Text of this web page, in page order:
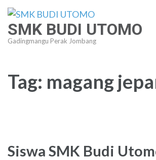
Lompat
konten
(Tekan
SMK BUDI UTOMO
Gadingmangu Perak Jombang
Tag: magang
Siswa SMK Budi